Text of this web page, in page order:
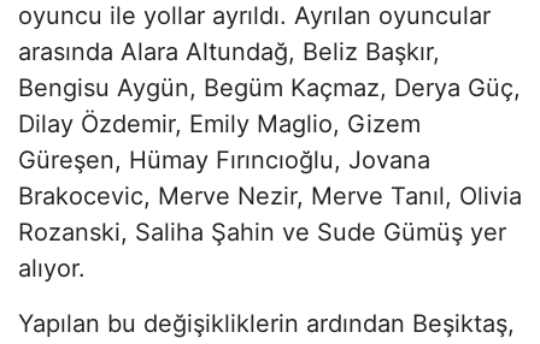
oyuncu ile yollar ayrıldı. Ayrılan oyuncular
arasında Alara Altundağ, Beliz Başkır,
Bengisu Aygün, Begüm Kaçmaz, Derya Güç,
Dilay Özdemir, Emily Maglio, Gizem
Güreşen, Hümay Fırıncıoğlu, Jovana
Brakocevic, Merve Nezir, Merve Tanıl, Olivia
Rozanski, Saliha Şahin ve Sude Gümüş yer
alıyor.
Yapılan bu değişikliklerin ardından Beşiktaş,